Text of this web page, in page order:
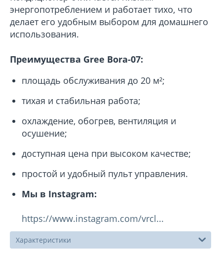
энергопотреблением и работает тихо, что
делает его удобным выбором для домашнего
использования.
Преимущества Gree Bora-07:
площадь обслуживания до 20 м²;
тихая и стабильная работа;
охлаждение, обогрев, вентиляция и
осушение;
доступная цена при высоком качестве;
простой и удобный пульт управления.
Мы в Instagram:
https://www.instagram.com/vrcl...
Характеристики